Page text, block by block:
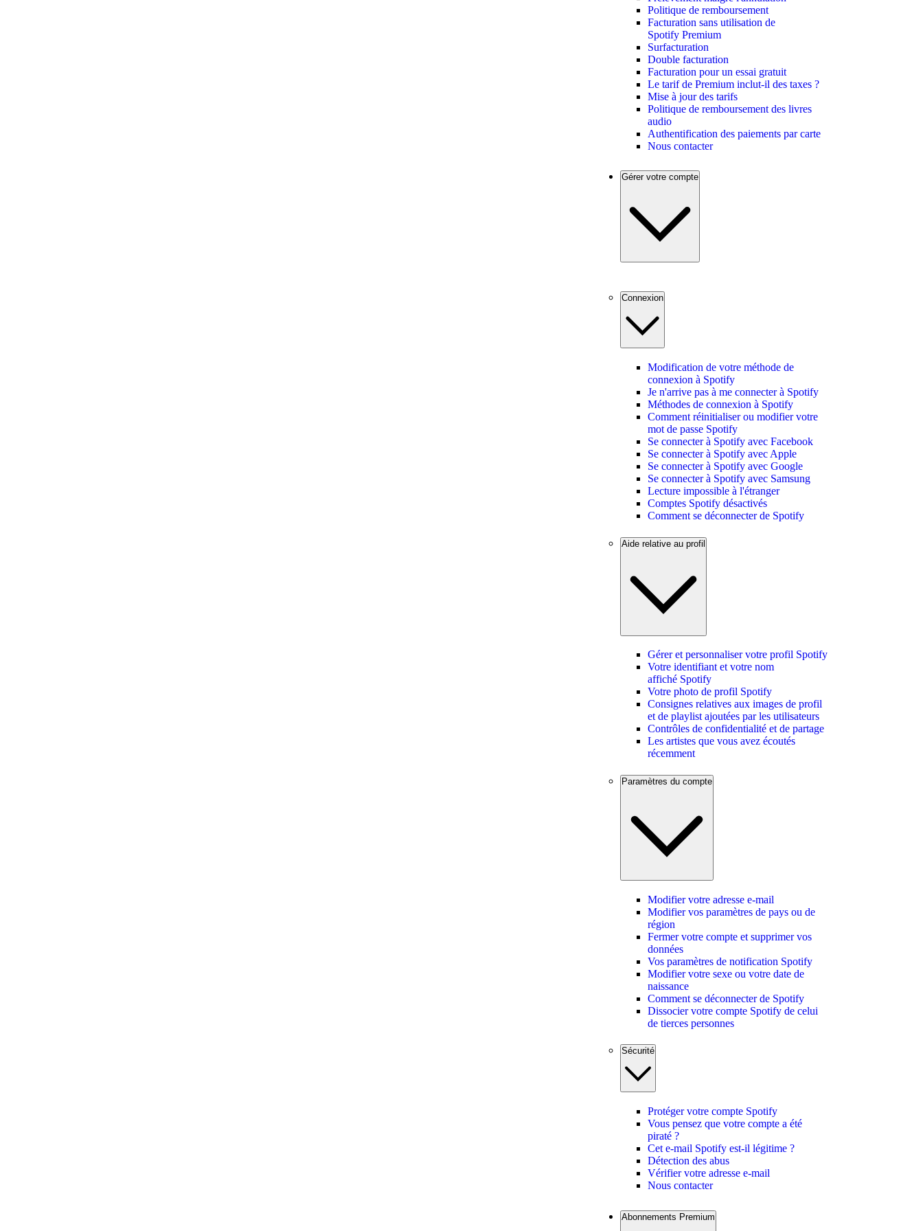
Politique de remboursement
Facturation sans utilisation de
Spotify Premium
Surfacturation
Double facturation
Facturation pour un essai gratuit
Le tarif de Premium inclut-il des taxes ?
Mise à jour des tarifs
Politique de remboursement des livres
audio
Authentification des paiements par carte
Nous contacter
Gérer votre compte
Connexion
Modification de votre méthode de
connexion à Spotify
Je n'arrive pas à me connecter à Spotify
Méthodes de connexion à Spotify
Comment réinitialiser ou modifier votre
mot de passe Spotify
Se connecter à Spotify avec Facebook
Se connecter à Spotify avec Apple
Se connecter à Spotify avec Google
Se connecter à Spotify avec Samsung
Lecture impossible à l'étranger
Comptes Spotify désactivés
Comment se déconnecter de Spotify
Aide relative au profil
Gérer et personnaliser votre profil Spotify
Votre identifiant et votre nom
affiché Spotify
Votre photo de profil Spotify
Consignes relatives aux images de profil
et de playlist ajoutées par les utilisateurs
Contrôles de confidentialité et de partage
Les artistes que vous avez écoutés
récemment
Paramètres du compte
Modifier votre adresse e-mail
Modifier vos paramètres de pays ou de
région
Fermer votre compte et supprimer vos
données
Vos paramètres de notification Spotify
Modifier votre sexe ou votre date de
naissance
Comment se déconnecter de Spotify
Dissocier votre compte Spotify de celui
de tierces personnes
Sécurité
Protéger votre compte Spotify
Vous pensez que votre compte a été
piraté ?
Cet e-mail Spotify est-il légitime ?
Détection des abus
Vérifier votre adresse e-mail
Nous contacter
Abonnements Premium